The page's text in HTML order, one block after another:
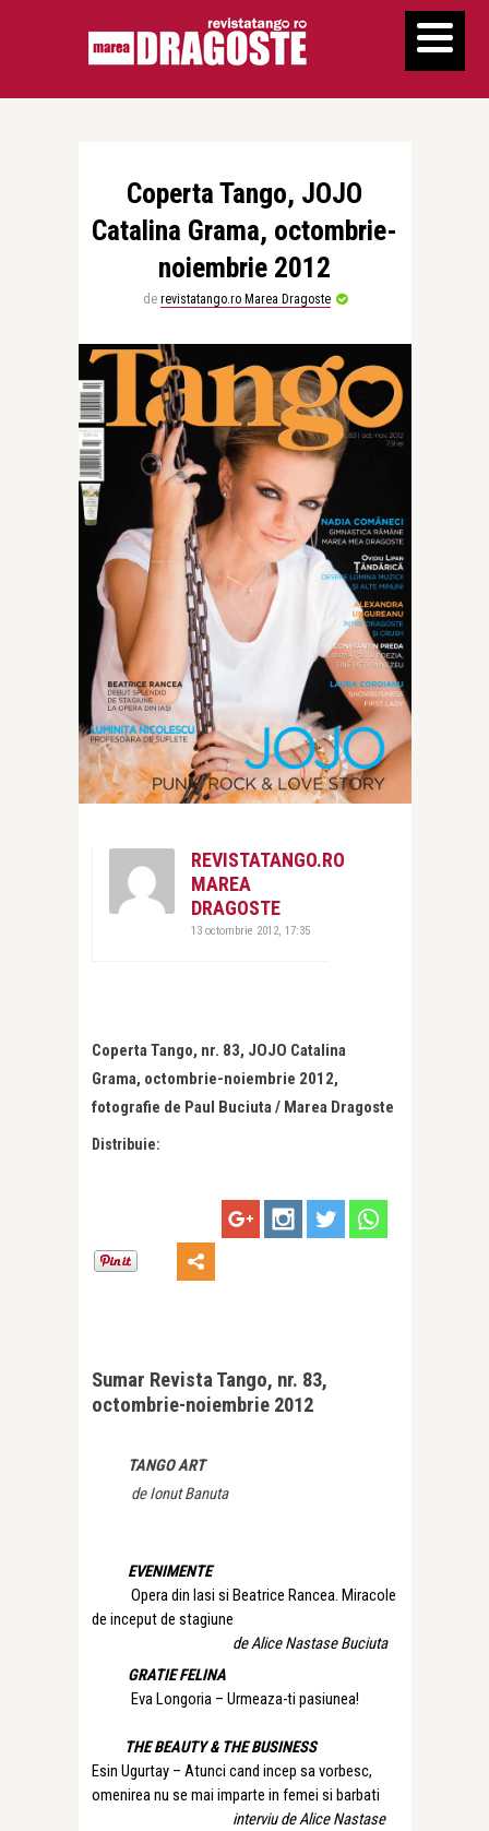
Coperta Tango, JOJO
Catalina Grama, octombrie-
noiembrie 2012
de revistatango.ro Marea Dragoste
REVISTATANGO.RO
MAREA
DRAGOSTE
13 octombrie 2012, 17:35
Coperta Tango, nr. 83, JOJO Catalina
Grama, octombrie-noiembrie 2012,
fotografie de Paul Buciuta / Marea Dragoste
Distribuie:
Sumar Revista Tango, nr. 83,
octombrie-noiembrie 2012
TANGO ART
de Ionut Banuta
EVENIMENTE
Opera din Iasi si Beatrice Rancea. Miracole
de inceput de stagiune
de Alice Nastase Buciuta
GRATIE FELINA
Eva Longoria – Urmeaza-ti pasiunea!
THE BEAUTY & THE BUSINESS
Esin Ugurtay – Atunci cand incep sa vorbesc,
omenirea nu se mai imparte in femei si barbati
interviu de Alice Nastase